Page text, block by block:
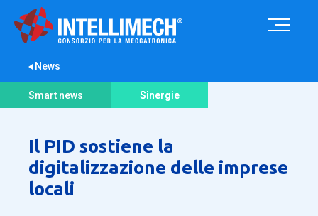
News
Smart news Sinergie
Il PID sostiene la
digitalizzazione delle imprese
locali